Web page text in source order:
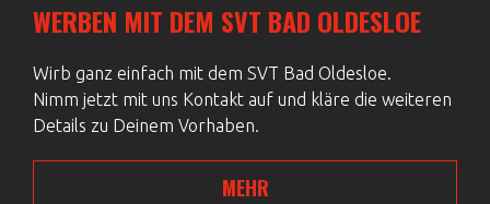
WERBEN MIT DEM SVT BAD OLDESLOE
Wirb ganz einfach mit dem SVT Bad Oldesloe.
Nimm jetzt mit uns Kontakt auf und kläre die weiteren
Details zu Deinem Vorhaben.
MEHR